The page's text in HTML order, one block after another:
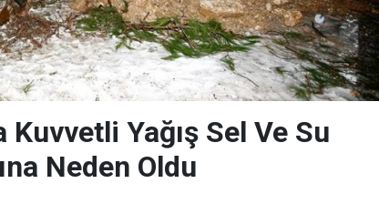
Kuvvetli Yağış Sel Ve Su
Neden Oldu